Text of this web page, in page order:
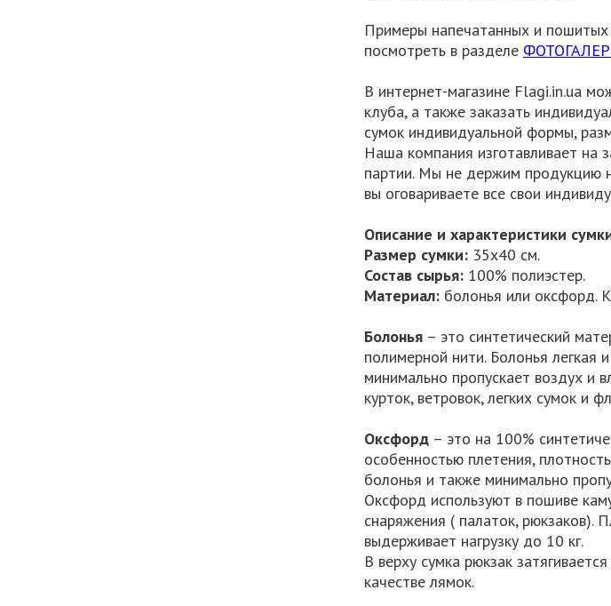
Примеры напечатанных и
посмотреть в разделе
В интернет-магазине Flagi.in.ua
клуба, а также заказать
сумок индивидуальной формы,
Наша компания изготавливает на
партии. Мы не держим продукцию
вы оговариваете все свои
Описание и характеристики
Размер сумки: 35х40 см.
Состав сырья: 100% полиэстер.
Материал: болонья или оксфорд.
Болонья – это синтетический
полимерной нити. Болонья легкая
минимально пропускает воздух и
курток, ветровок, легких сумок и
Оксфорд – это на 100%
особенностью плетения,
болонья и также минимально
Оксфорд используют в пошиве
снаряжения ( палаток, рюкзаков).
выдерживает нагрузку до 10 кг.
В верху сумка рюкзак
качестве лямок.